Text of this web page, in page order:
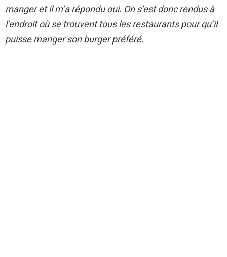
manger et il m’a répondu oui. On s’est donc rendus à
l’endroit où se trouvent tous les restaurants pour qu’il
puisse manger son burger préféré.